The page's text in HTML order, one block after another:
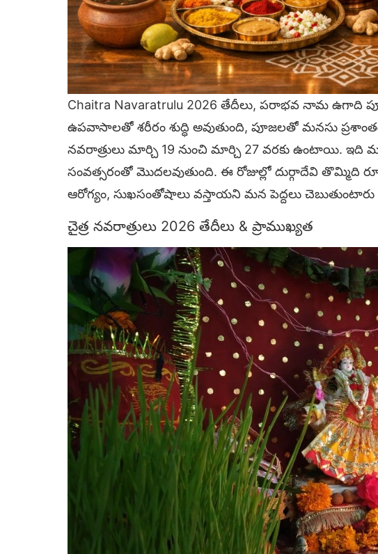
Chaitra Navaratrulu 2026 తేదీలు, పరాభవ నామ ఉగాది
ఉపవాసాలతో శరీరం శుద్ధి అవుతుంది, పూజలతో మనసు
నవరాత్రులు మార్చి 19 నుంచి మార్చి 27 వరకు ఉంటాయి.
సంవత్సరంతో మొదలవుతుంది. ఈ రోజుల్లో దుర్గాదేవి తొమ్మిది
ఆరోగ్యం, సుఖసంతోషాలు వస్తాయని మన పెద్దలు
చైత్ర నవరాత్రులు 2026 తేదీలు & ప్రాముఖ్యత